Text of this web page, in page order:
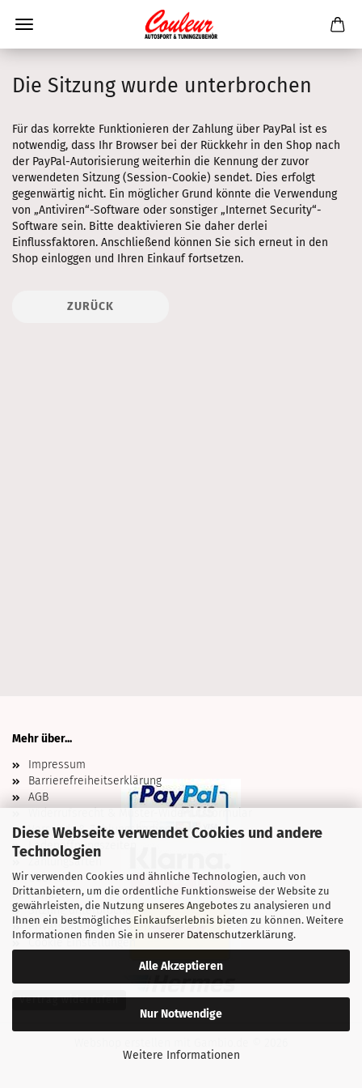
Diese Webseite verwendet Cookies und andere
Technologien
Wir verwenden Cookies und ähnliche Technologien, auch von
Drittanbietern, um die ordentliche Funktionsweise der Website zu
gewährleisten, die Nutzung unseres Angebotes zu analysieren und
Ihnen ein bestmögliches Einkaufserlebnis bieten zu können. Weitere
Informationen finden Sie in unserer Datenschutzerklärung.
Alle Akzeptieren
Nur Notwendige
Weitere Informationen
Die Sitzung wurde unterbrochen
Für das korrekte Funktionieren der Zahlung über PayPal ist es
notwendig, dass Ihr Browser bei der Rückkehr in den Shop nach
der PayPal-Autorisierung weiterhin die Kennung der zuvor
verwendeten Sitzung (Session-Cookie) sendet. Dies erfolgt
gegenwärtig nicht. Ein möglicher Grund könnte die Verwendung
von „Antiviren“-Software oder sonstiger „Internet Security“-
Software sein. Bitte deaktivieren Sie daher derlei
Einflussfaktoren. Anschließend können Sie sich erneut in den
Shop einloggen und Ihren Einkauf fortsetzen.
ZURÜCK
Mehr über...
Impressum
Barrierefreiheitserklärung
AGB
Versand- & Zahlungsbedingungen
Ladenöffnungszeiten
Zahlungsarten
Über uns
Kontakt
Sitzung unterbrochen
Privatsphäre und Datenschutz
Cookie Einstellungen
Vertrag widerrufen